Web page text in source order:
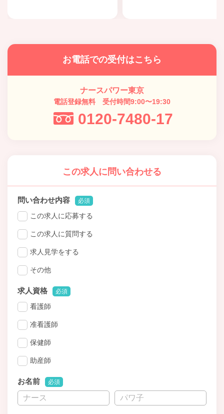
お電話での受付はこちら
ナースパワー東京
電話登録無料 受付時間9:00〜19:30
0120-7480-17
この求人に問い合わせる
問い合わせ内容 必須
この求人に応募する
この求人に質問する
求人見学をする
その他
求人資格 必須
看護師
准看護師
保健師
助産師
お名前 必須